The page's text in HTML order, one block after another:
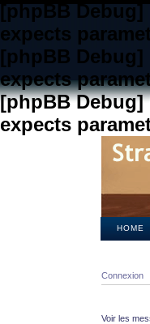
[phpBB Debug]
expects
[phpBB Debug]
expects
[phpBB Debug]
expects
HOME
Connexion
Voir les